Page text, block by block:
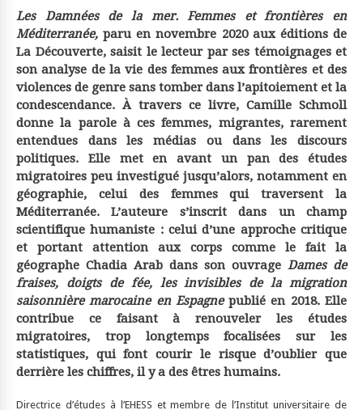
Les Damnées de la mer. Femmes et frontières en
Méditerranée,paru en novembre 2020 aux éditions de
La Découverte, saisit le lecteur par ses témoignages et
son analyse de la vie des femmes aux frontières et des
violences de genre sans tomber dans l’apitoiement et la
condescendance. À travers ce livre, Camille Schmoll
donne la parole à ces femmes, migrantes, rarement
entendues dans les médias ou dans les discours
politiques. Elle met en avant un pan des études
migratoires peu investigué jusqu’alors, notamment en
géographie, celui des femmes qui traversent la
Méditerranée. L’auteure s’inscrit dans un champ
scientifique humaniste : celui d’une approche critique
et portant attention aux corps comme le fait la
géographe Chadia Arab dans son ouvrage Dames de
fraises, doigts de fée, les invisibles de la migration
saisonnière marocaine en Espagnepublié en 2018. Elle
contribue ce faisant à renouveler les études
migratoires, trop longtemps focalisées sur les
statistiques, qui font courir le risque d’oublier que
derrière les chiffres, il y a des êtres humains.
Directrice d’études à l’EHESS et membre de l’Institut universitaire de